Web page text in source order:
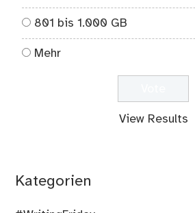
801 bis 1.000 GB
Mehr
View Results
Kategorien